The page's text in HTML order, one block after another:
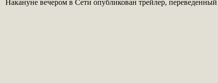
Накануне вечером в Сети опубликован трейлер,